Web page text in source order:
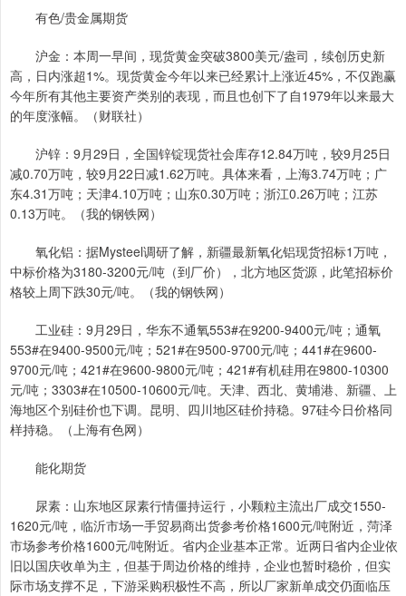
有色/贵金属期货
沪金：本周一早间，现货黄金突破3800美元/盎司，续创历史新
高，日内涨超1%。现货黄金今年以来已经累计上涨近45%，不仅跑赢
今年所有其他主要资产类别的表现，而且也创下了自1979年以来最大
的年度涨幅。（财联社）
沪锌：9月29日，全国锌锭现货社会库存12.84万吨，较9月25日
减0.70万吨，较9月22日减1.62万吨。具体来看，上海3.74万吨；广
东4.31万吨；天津4.10万吨；山东0.30万吨；浙江0.26万吨；江苏
0.13万吨。（我的钢铁网）
氧化铝：据Mysteel调研了解，新疆最新氧化铝现货招标1万吨，
中标价格为3180-3200元/吨（到厂价），北方地区货源，此笔招标价
格较上周下跌30元/吨。（我的钢铁网）
工业硅：9月29日，华东不通氧553#在9200-9400元/吨；通氧
553#在9400-9500元/吨；521#在9500-9700元/吨；441#在9600-
9700元/吨；421#在9600-9800元/吨；421#有机硅用在9800-10300
元/吨；3303#在10500-10600元/吨。天津、西北、黄埔港、新疆、上
海地区个别硅价也下调。昆明、四川地区硅价持稳。97硅今日价格同
样持稳。（上海有色网）
能化期货
尿素：山东地区尿素行情僵持运行，小颗粒主流出厂成交1550-
1620元/吨，临沂市场一手贸易商出货参考价格1600元/吨附近，菏泽
市场参考价格1600元/吨附近。省内企业基本正常。近两日省内企业依
旧以国庆收单为主，但基于周边价格的维持，企业也暂时稳价，但实
际市场支撑不足，下游采购积极性不高，所以厂家新单成交仍面临压